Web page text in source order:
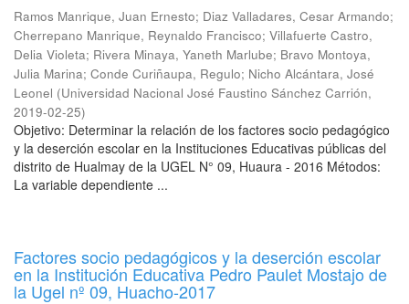
Ramos Manrique, Juan Ernesto; Diaz Valladares, Cesar Armando;
Cherrepano Manrique, Reynaldo Francisco; Villafuerte Castro,
Delia Violeta; Rivera Minaya, Yaneth Marlube; Bravo Montoya,
Julia Marina; Conde Curiñaupa, Regulo; Nicho Alcántara, José
Leonel (Universidad Nacional José Faustino Sánchez Carrión,
2019-02-25)
Objetivo: Determinar la relación de los factores socio pedagógico
y la deserción escolar en la Instituciones Educativas públicas del
distrito de Hualmay de la UGEL N° 09, Huaura - 2016 Métodos:
La variable dependiente ...
Factores socio pedagógicos y la deserción escolar
en la Institución Educativa Pedro Paulet Mostajo de
la Ugel nº 09, Huacho-2017